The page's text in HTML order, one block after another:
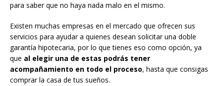
para saber que no haya nada malo en el mismo.
Existen muchas empresas en el mercado que ofrecen sus
servicios para ayudar a quienes desean solicitar una doble
garantía hipotecaria, por lo que tienes eso como opción, ya
que al elegir una de estas podrás tener
acompañamiento en todo el proceso, hasta que consigas
comprar la casa de tus sueños.